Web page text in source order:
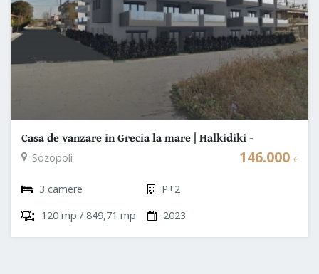
Casa de vanzare in Grecia la mare | Halkidiki -
Sozopoli
Sozopoli 146.000 €
3 camere
P+2
120 mp / 849,71 mp
2023